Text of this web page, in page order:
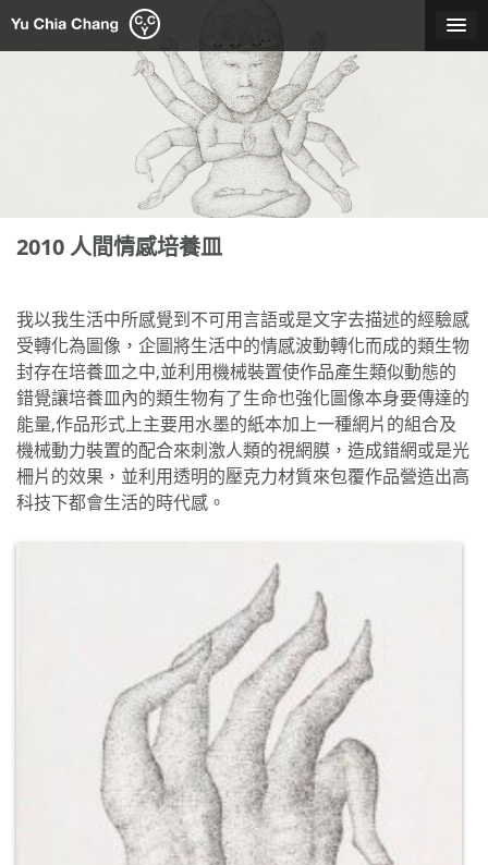
content
2010 人間情感培養皿
我以我生活中所感覺到不可用言語或是文字去描述的經驗感
受轉化為圖像，企圖將生活中的情感波動轉化而成的類生物
封存在培養皿之中,並利用機械裝置使作品產生類似動態的
錯覺讓培養皿內的類生物有了生命也強化圖像本身要傳達的
能量,作品形式上主要用水墨的紙本加上一種網片的組合及
機械動力裝置的配合來刺激人類的視網膜，造成錯網或是光
柵片的效果，並利用透明的壓克力材質來包覆作品營造出高
科技下都會生活的時代感。